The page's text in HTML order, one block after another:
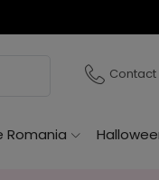
Contact
Romania